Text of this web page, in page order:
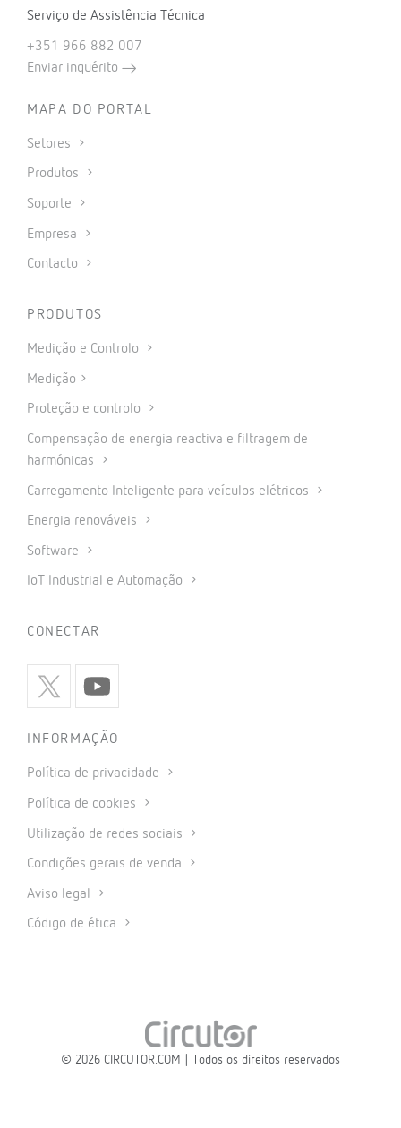
Serviço de Assistência Técnica
+351 966 882 007
Enviar inquérito
MAPA DO PORTAL
Setores
Produtos
Soporte
Empresa
Contacto
PRODUTOS
Medição e Controlo
Medição
Proteção e controlo
Compensação de energia reactiva e filtragem de
harmónicas
Carregamento Inteligente para veículos elétricos
Energia renováveis
Software
IoT Industrial e Automação
CONECTAR
INFORMAÇÃO
Política de privacidade
Política de cookies
Utilização de redes sociais
Condições gerais de venda
Aviso legal
Código de ética
© 2026 CIRCUTOR.COM | Todos os direitos reservados